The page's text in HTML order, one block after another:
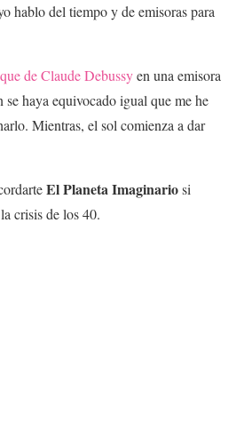
hablo del tiempo y de emisoras para
de Claude Debussyen una emisora
haya equivocado igual que me he
Mientras, el sol comienza a dar
El Planeta Imaginariosi
crisis de los 40.